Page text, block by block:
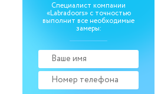
Специалист компании
«Labradoors» с точностью
выполнит все необходимые
замеры: